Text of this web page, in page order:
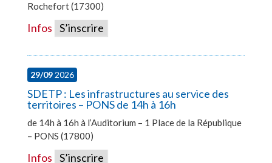
Rochefort (17300)
Infos S’inscrire
29/092026
SDETP : Les infrastructures au service des
territoires – PONS de 14h à 16h
de 14h à 16h à l’Auditorium – 1 Place de la République
– PONS (17800)
Infos S’inscrire